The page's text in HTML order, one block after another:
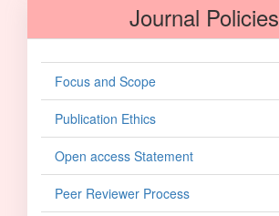
Journal Policies
Focus and Scope
Publication Ethics
Open access Statement
Peer Reviewer Process